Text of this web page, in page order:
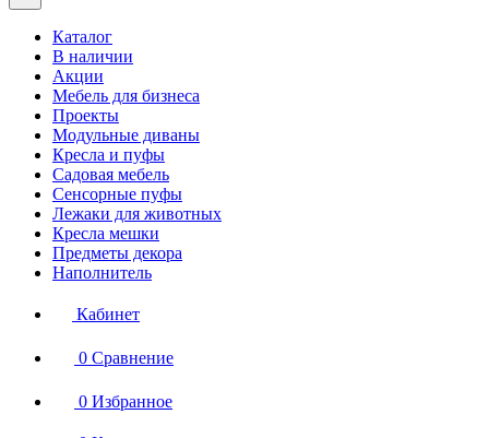
Каталог
В наличии
Акции
Мебель для бизнеса
Проекты
Модульные диваны
Кресла и пуфы
Садовая мебель
Сенсорные пуфы
Лежаки для животных
Кресла мешки
Предметы декора
Наполнитель
Кабинет
0 Сравнение
0 Избранное